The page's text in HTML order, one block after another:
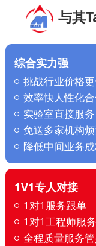
与其
综合实力强
挑战行业价格
效率快人性化
实验室直接服务
免送多家机构
降低中间业务
1V1专人对接
1对1服务跟单
1对1工程师服务
全程质量服务